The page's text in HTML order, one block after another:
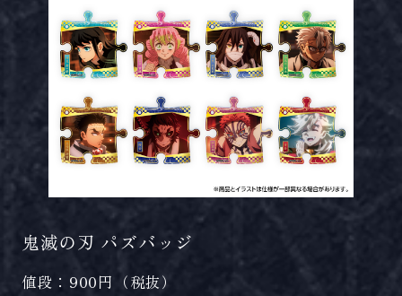
鬼滅の刃 パズバッジ
値段：900円（税抜）